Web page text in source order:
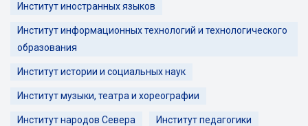
Институт иностранных языков
Институт информационных технологий и технологического
образования
Институт истории и социальных наук
Институт музыки, театра и хореографии
Институт народов Севера Институт педагогики